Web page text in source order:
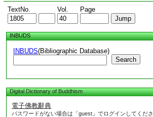
TextNo. Vol. Page
INBUDS
INBUDS(Bibliographic Database)
Search
Digital Dictionary of Buddhism
電子佛教辭典
パスワードがない場合は「guest」でログインしてくださ